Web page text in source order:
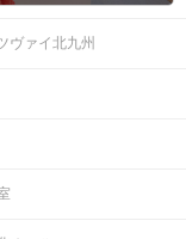
ヴァイ北九州